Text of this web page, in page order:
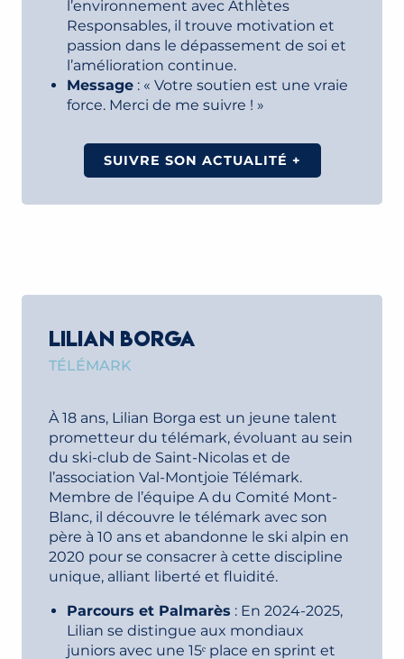
l’environnement avec Athlètes
Responsables, il trouve motivation et
passion dans le dépassement de soi et
l’amélioration continue.
Message : « Votre soutien est une vraie
force. Merci de me suivre ! »
SUIVRE SON ACTUALITÉ +
LILIAN BORGA
TÉLÉMARK
À 18 ans, Lilian Borga est un jeune talent
prometteur du télémark, évoluant au sein
du ski-club de Saint-Nicolas et de
l’association Val-Montjoie Télémark.
Membre de l’équipe A du Comité Mont-
Blanc, il découvre le télémark avec son
père à 10 ans et abandonne le ski alpin en
2020 pour se consacrer à cette discipline
unique, alliant liberté et fluidité.
Parcours et Palmarès : En 2024-2025,
Lilian se distingue aux mondiaux
juniors avec une 15ᵉ place en sprint et